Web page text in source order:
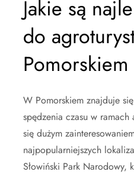
Jakie są
do
Pomorskiem
W Pomorskiem znajduje
spędzenia czasu w
się dużym
najpopularniejszych
Słowiński Park Narodowy,